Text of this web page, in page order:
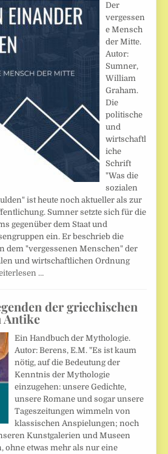
Der
vergessen
e Mensch
der Mitte.
Autor:
Sumner,
William
Graham.
Die
politische
und
wirtschaftl
iche
Schrift
"Was die
sozialen
ist heute noch aktueller als zur
Sumner setzte sich für die
gegenüber dem Staat und
ein. Er beschrieb die
dem "vergessenen Menschen" der
und wirtschaftlichen Ordnung
…
der griechischen
Antike
Ein Handbuch der Mythologie.
Autor: Berens, E.M. "Es ist kaum
nötig, auf die Bedeutung der
Kenntnis der Mythologie
einzugehen: unsere Gedichte,
unsere Romane und sogar unsere
Tageszeitungen wimmeln von
klassischen Anspielungen; noch
Kunstgalerien und Museen
ohne etwas mehr als nur eine